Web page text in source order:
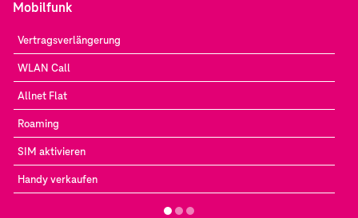
Mobilfunk
Vertragsverlängerung
WLAN Call
Allnet Flat
Roaming
SIM aktivieren
Handy verkaufen